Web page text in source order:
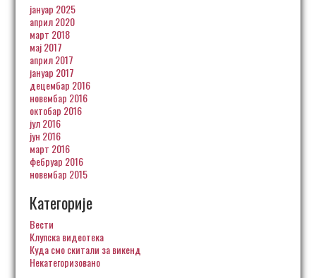
јануар 2025
април 2020
март 2018
мај 2017
април 2017
јануар 2017
децембар 2016
новембар 2016
октобар 2016
јул 2016
јун 2016
март 2016
фебруар 2016
новембар 2015
Категорије
Вести
Клупска видеотека
Куда смо скитали за викенд
Некатегоризовано